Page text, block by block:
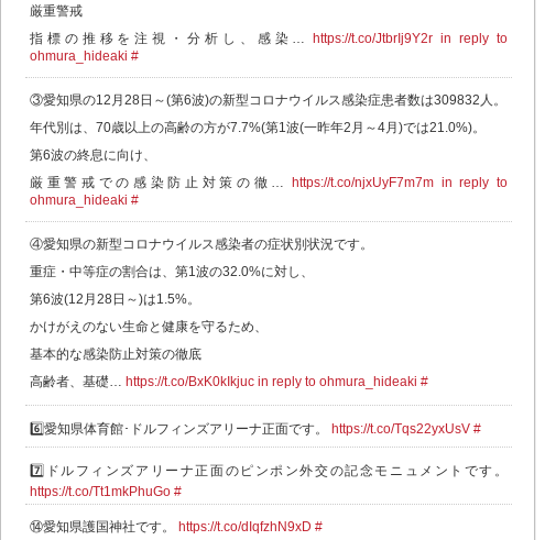
厳重警戒
指標の推移を注視・分析し、感染…
https://t.co/JtbrIj9Y2r in reply to
ohmura_hideaki #
③愛知県の12月28日～(第6波)の新型コロナウイルス感染症患者数は309832人。
年代別は、70歳以上の高齢の方が7.7%(第1波(一昨年2月～4月)では21.0%)。
第6波の終息に向け、
厳重警戒での感染防止対策の徹…
https://t.co/njxUyF7m7m in reply to
ohmura_hideaki #
④愛知県の新型コロナウイルス感染者の症状別状況です。
重症・中等症の割合は、第1波の32.0%に対し、
第6波(12月28日～)は1.5%。
かけがえのない生命と健康を守るため、
基本的な感染防止対策の徹底
高齢者、基礎… https://t.co/BxK0kIkjuc in reply to ohmura_hideaki #
6️⃣愛知県体育館･ドルフィンズアリーナ正面です。 https://t.co/Tqs22yxUsV #
7️⃣ドルフィンズアリーナ正面のピンポン外交の記念モニュメントです。
https://t.co/Tt1mkPhuGo #
⑭愛知県護国神社です。 https://t.co/dIqfzhN9xD #